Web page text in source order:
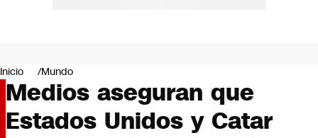
Negocios
Deportes
Programas completos
Cultura
Servicios
Inicio Mundo
Medios aseguran que
Estados Unidos y Catar